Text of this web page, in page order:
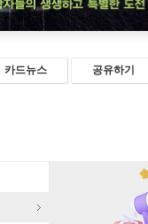
카드뉴스 공유하기